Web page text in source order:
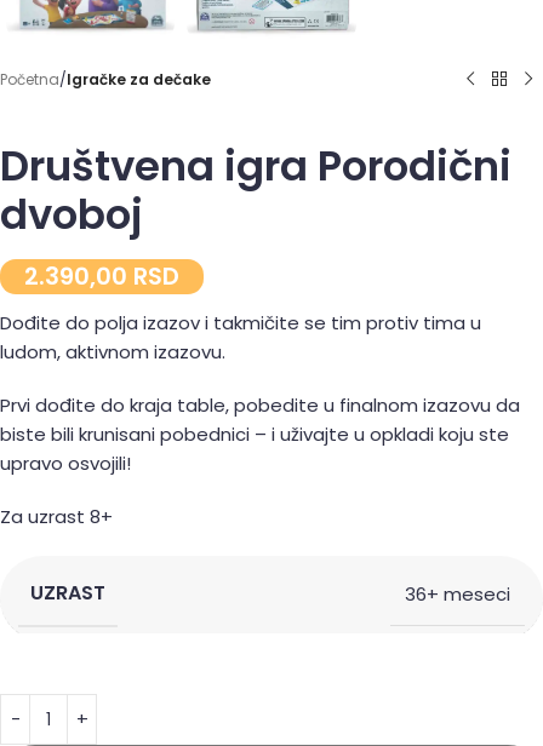
Početna Igračke za dečake
Društvena igra Porodični
dvoboj
2.390,00 RSD
Dođite do polja izazov i takmičite se tim protiv tima u
ludom, aktivnom izazovu.
Prvi dođite do kraja table, pobedite u finalnom izazovu da
biste bili krunisani pobednici – i uživajte u opkladi koju ste
upravo osvojili!
Za uzrast 8+
UZRAST 36+ meseci
Alternative: